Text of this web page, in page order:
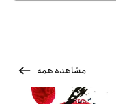
مشاهده همه